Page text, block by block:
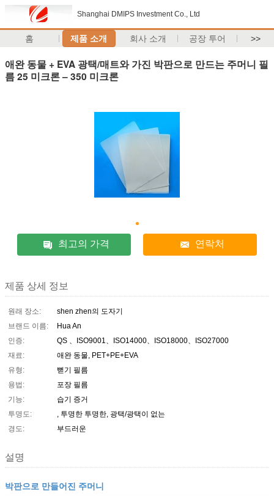
Shanghai DMIPS Investment Co., Ltd
홈 제품 소개 회사 소개 공장 투어 >>
애완 동물 + EVA 광택/매트와 가진 박판으로 만드는 주머니 필
름 25 미크론 – 350 미크론
최고의 가격 연락처
제품 상세 정보
원래 장소:
shen zhen의 도자기
브랜드 이름:
Hua An
인증:
QS 、ISO9001、ISO14000、ISO18000、ISO27000
재료:
애완 동물, PET+PE+EVA
유형:
뻗기 필름
용법:
포장 필름
기능:
습기 증거
투명도:
, 투명한 투명한, 광택/광택이 없는
경도:
부드러운
설명
박판으로 만들어진 주머니